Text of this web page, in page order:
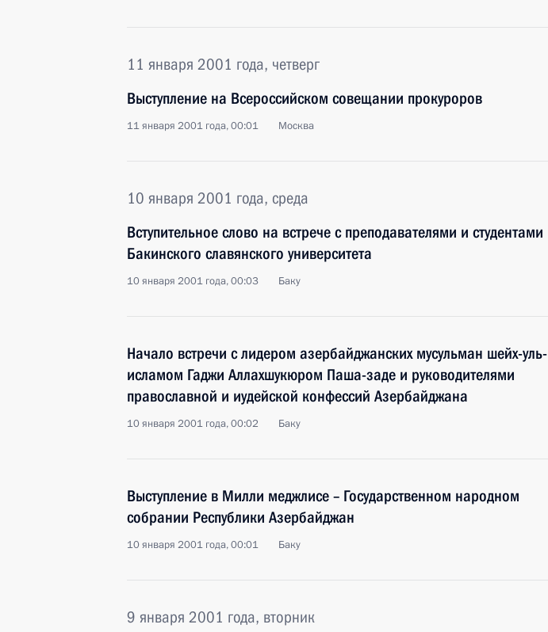
11 января 2001 года, четверг
Выступление на Всероссийском совещании прокуроров
11 января 2001 года, 00:01 Москва
10 января 2001 года, среда
Вступительное слово на встрече с преподавателями и студентами
Бакинского славянского университета
10 января 2001 года, 00:03 Баку
Начало встречи с лидером азербайджанских мусульман шейх-уль-
исламом Гаджи Аллахшукюром Паша-заде и руководителями
православной и иудейской конфессий Азербайджана
10 января 2001 года, 00:02 Баку
Выступление в Милли меджлисе – Государственном народном
собрании Республики Азербайджан
10 января 2001 года, 00:01 Баку
9 января 2001 года, вторник